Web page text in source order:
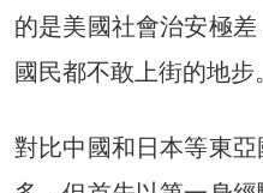
的是美國社會治安極
國民都不敢上街的地步。
對比中國和日本等東